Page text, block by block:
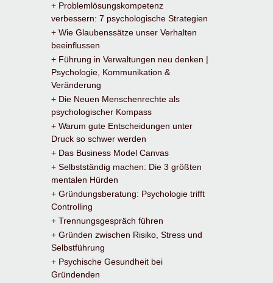
+ Problemlösungskompetenz
verbessern: 7 psychologische Strategien
+ Wie Glaubenssätze unser Verhalten
beeinflussen
+ Führung in Verwaltungen neu denken |
Psychologie, Kommunikation &
Veränderung
+ Die Neuen Menschenrechte als
psychologischer Kompass
+ Warum gute Entscheidungen unter
Druck so schwer werden
+ Das Business Model Canvas
+ Selbstständig machen: Die 3 größten
mentalen Hürden
+ Gründungsberatung: Psychologie trifft
Controlling
+ Trennungsgespräch führen
+ Gründen zwischen Risiko, Stress und
Selbstführung
+ Psychische Gesundheit bei
Gründenden